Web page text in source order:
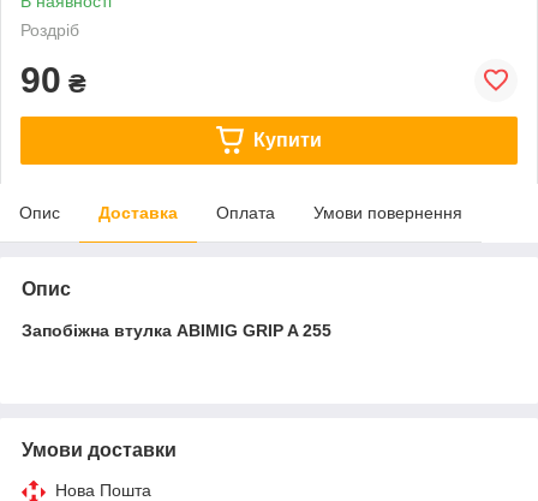
Роздріб
90 ₴
Купити
Опис Доставка Оплата Умови повернення
Опис
Запобіжна втулка ABIMIG GRIP A 255
Умови доставки
Нова Пошта